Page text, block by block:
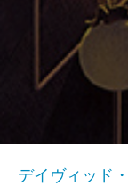
デイヴィッド